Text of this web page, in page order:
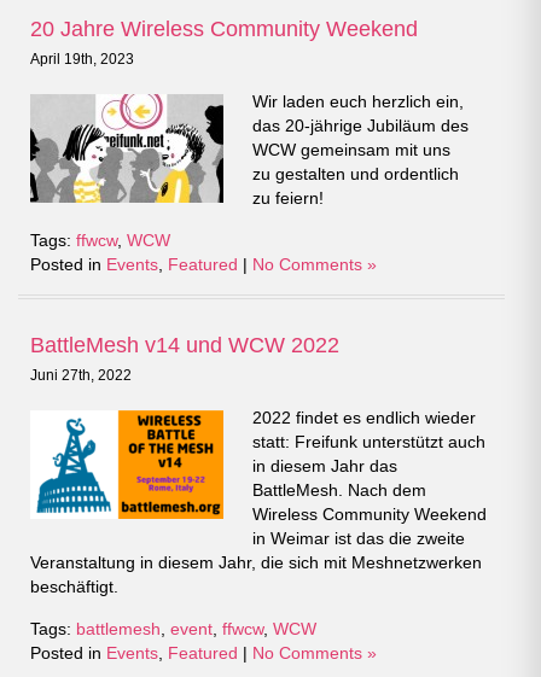
20 Jahre Wireless Community Weekend
April 19th, 2023
Wir laden euch herzlich ein,
das 20-jährige Jubiläum des
WCW gemeinsam mit uns
zu gestalten und ordentlich
zu feiern!
Tags: ffwcw, WCW
Posted in Events Featured | No Comments »
BattleMesh v14 und WCW 2022
Juni 27th, 2022
2022 findet es endlich wieder
statt: Freifunk unterstützt auch
in diesem Jahr das
BattleMesh. Nach dem
Wireless Community Weekend
in Weimar ist das die zweite
Veranstaltung in diesem Jahr, die sich mit Meshnetzwerken
beschäftigt.
Tags: battlemesh event ffwcw, WCW
Posted in Events Featured | No Comments »